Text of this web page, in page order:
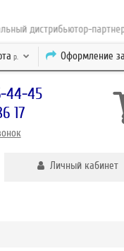
партнер
Оформление
р.
44-45
17
Личный кабинет